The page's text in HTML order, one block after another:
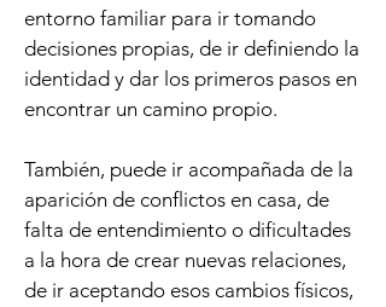
entorno familiar para ir tomando
decisiones propias, de ir definiendo la
identidad y dar los primeros pasos en
encontrar un camino propio.
También, puede ir acompañada de la
aparición de conflictos en casa, de
falta de entendimiento o dificultades
a la hora de crear nuevas relaciones,
de ir aceptando esos cambios físicos,